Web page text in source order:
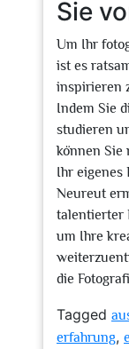
Sie
Um Ihr
ist es
inspirieren
Indem Sie
studieren
können Sie
Ihr eigenes
Neureut
talentierter
um Ihre
die
Tagged
erfahrung,